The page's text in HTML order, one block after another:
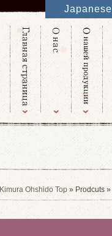
Japanese
Kimura Ohshido Top » Prodcuts »